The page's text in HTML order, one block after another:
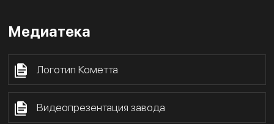
Медиатека
Логотип Кометта
Видеопрезентация завода